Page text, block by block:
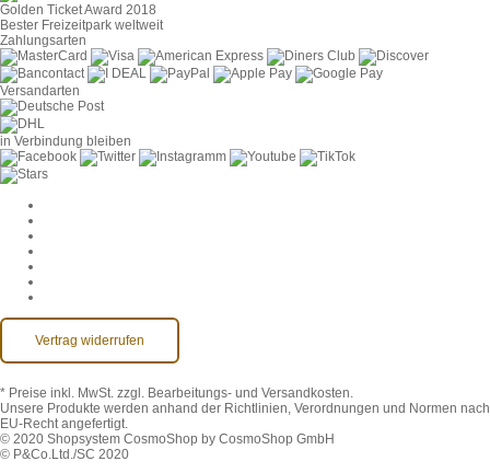
Golden Ticket Award 2018
Bester Freizeitpark weltweit
Zahlungsarten
Versandarten
in Verbindung bleiben
Vertrag widerrufen
* Preise inkl. MwSt. zzgl. Bearbeitungs- und Versandkosten.
Unsere Produkte werden anhand der Richtlinien, Verordnungen und Normen nach
EU-Recht angefertigt.
© 2020 Shopsystem CosmoShop by CosmoShop GmbH
© P&Co.Ltd./SC 2020